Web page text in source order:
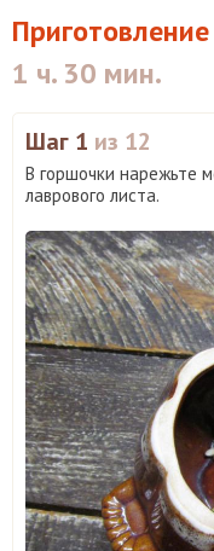
Приготовление
1 ч. 30 мин.
Шаг 1 из 12
В горшочки нарежьте
лаврового листа.